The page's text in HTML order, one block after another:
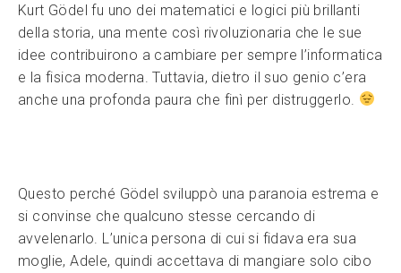
Kurt Gödel fu uno dei matematici e logici più brillanti
della storia, una mente così rivoluzionaria che le sue
idee contribuirono a cambiare per sempre l’informatica
e la fisica moderna. Tuttavia, dietro il suo genio c’era
anche una profonda paura che finì per distruggerlo.
Questo perché Gödel sviluppò una paranoia estrema e
si convinse che qualcuno stesse cercando di
avvelenarlo. L’unica persona di cui si fidava era sua
moglie, Adele, quindi accettava di mangiare solo cibo